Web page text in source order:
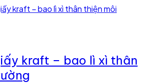
kraft – bao lì xì thân